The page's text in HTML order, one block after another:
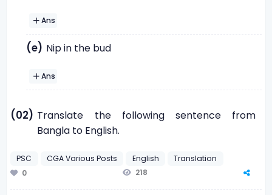
Ans
(e) Nip in the bud
Ans
(02) Translate the following sentence from
Bangla to English.
PSC CGA Various Posts English
Translation
0
218